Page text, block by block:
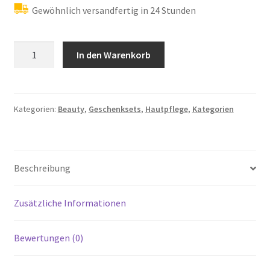
Gewöhnlich versandfertig in 24 Stunden
Ritual
Menge
In den Warenkorb
Kategorien: Beauty, Geschenksets, Hautpflege, Kategorien
Beschreibung
Zusätzliche Informationen
Bewertungen (0)